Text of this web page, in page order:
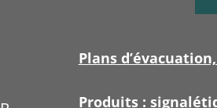
Plans
Produits :